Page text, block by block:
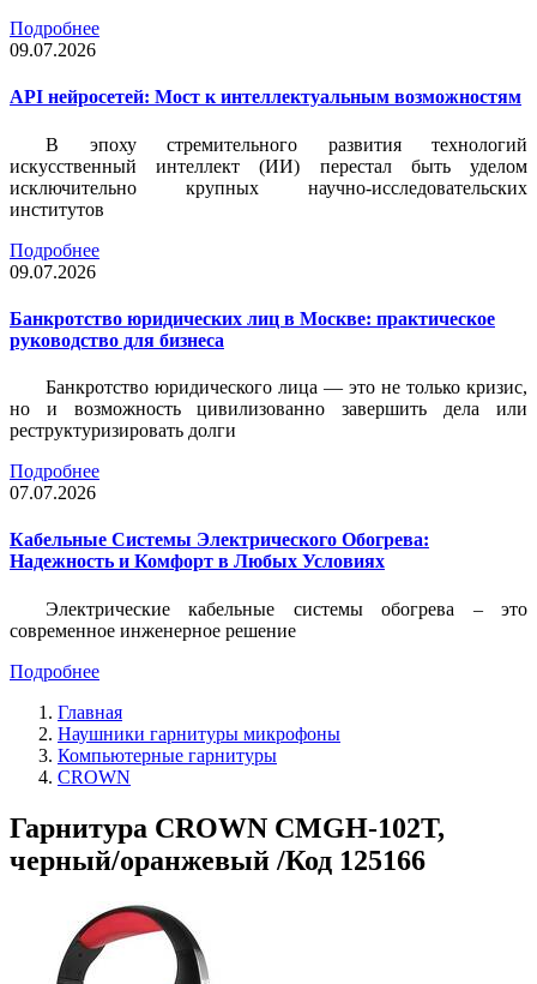
Подробнее
09.07.2026
API нейросетей: Мост к интеллектуальным возможностям
В эпоху стремительного развития технологий
искусственный интеллект (ИИ) перестал быть уделом
исключительно крупных научно-исследовательских
институтов
Подробнее
09.07.2026
Банкротство юридических лиц в Москве: практическое
руководство для бизнеса
Банкротство юридического лица — это не только кризис,
но и возможность цивилизованно завершить дела или
реструктуризировать долги
Подробнее
07.07.2026
Кабельные Системы Электрического Обогрева:
Надежность и Комфорт в Любых Условиях
Электрические кабельные системы обогрева – это
современное инженерное решение
Подробнее
Главная
Наушники гарнитуры микрофоны
Компьютерные гарнитуры
CROWN
Гарнитура CROWN CMGH-102T,
черный/оранжевый /Код 125166